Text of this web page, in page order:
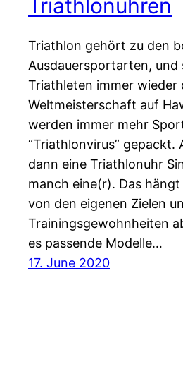
Triathlonuhren
Triathlon gehört zu den
Ausdauersportarten, und
Triathleten immer wieder
Weltmeisterschaft auf
werden immer mehr
“Triathlonvirus” gepackt.
dann eine Triathlonuhr
manch eine(r). Das
von den eigenen Zielen
Trainingsgewohnheiten
es passende Modelle…
17. June 2020